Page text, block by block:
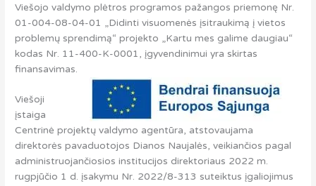
Viešojo valdymo plėtros programos pažangos priemonę Nr.
01-004-08-04-01 „Didinti visuomenės įsitraukimą į vietos
problemų sprendimą“ projekto „Kartu mes galime daugiau“
kodas Nr. 11-400-K-0001, įgyvendinimui yra skirtas
finansavimas.
Viešoji
įstaiga
Centrinė projektų valdymo agentūra, atstovaujama
direktorės pavaduotojos Dianos Naujalės, veikiančios pagal
administruojančiosios institucijos direktoriaus 2022 m.
rugpjūčio 1 d. įsakymu Nr. 2022/8-313 suteiktus įgaliojimus